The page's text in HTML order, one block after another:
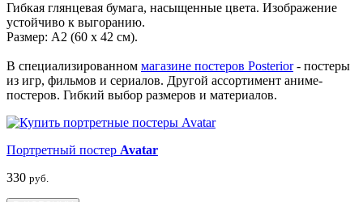
Гибкая глянцевая бумага, насыщенные цвета. Изображение
устойчиво к выгоранию.
Размер: А2 (60 х 42 см).
В специализированном магазине постеров Posterior- постеры
из игр, фильмов и сериалов. Другой ассортимент аниме-
постеров. Гибкий выбор размеров и материалов.
Портретный постер Avatar
330 руб.